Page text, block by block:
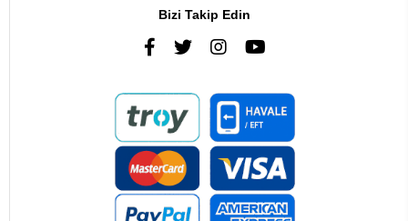
Bizi Takip Edin